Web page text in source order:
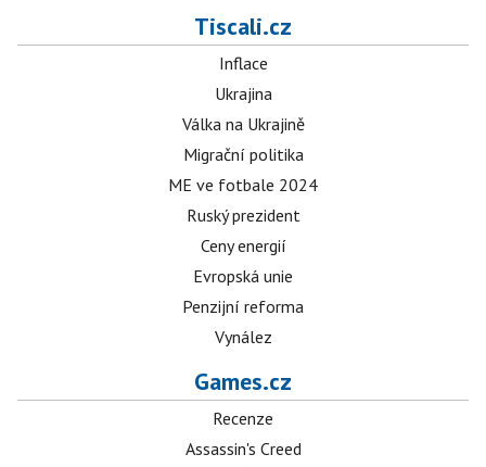
Tiscali.cz
Inflace
Ukrajina
Válka na Ukrajině
Migrační politika
ME ve fotbale 2024
Ruský prezident
Ceny energií
Evropská unie
Penzijní reforma
Vynález
Games.cz
Recenze
Assassin's Creed